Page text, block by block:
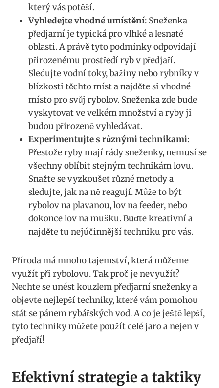
který vás potěší.
Vyhledejte ‍vhodné umístění: Sneženka
předjarní je typická pro vlhké a ⁣lesnaté
oblasti. A⁣ právě tyto podmínky odpovídají
přirozenému‍ prostředí ryb v předjaří.‍
Sledujte vodní ⁤toky, bažiny nebo⁢ rybníky v⁢
blízkosti těchto míst a najděte ‌si vhodné‌
místo pro svůj rybolov. Sneženka zde bude
vyskytovat ve ⁣velkém množství a ryby ji
budou přirozeně vyhledávat.
Experimentujte s různými technikami:
Přestože ryby ⁣mají rády sneženky, nemusí‌ se
všechny oblíbit stejným technikám lovu.
Snažte se vyzkoušet různé metody a
sledujte, jak na ně reagují. Může to být
rybolov​ na plavanou,⁢ lov na feeder, nebo
⁤dokonce lov na mušku. Buďte kreativní a⁤
najděte tu nejúčinnější techniku‌ pro vás.
Příroda má mnoho tajemství, ​která můžeme
využít při rybolovu. Tak proč je nevyužít?
Nechte se ⁣unést kouzlem předjarní sneženky a
objevte nejlepší techniky, ‍které vám pomohou
stát se ​pánem rybářských vod. A co je ještě lepší,⁢
tyto techniky můžete použít celé jaro a nejen v
předjaří!
Efektivní strategie a taktiky